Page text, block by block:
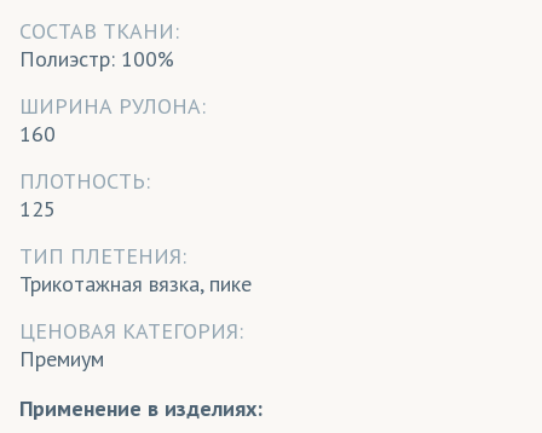
CОСТАВ ТКАНИ:
Полиэстр: 100%
ШИРИНА РУЛОНА:
160
ПЛОТНОСТЬ:
125
ТИП ПЛЕТЕНИЯ:
Трикотажная вязка, пике
ЦЕНОВАЯ КАТЕГОРИЯ:
Премиум
Применение в изделиях: